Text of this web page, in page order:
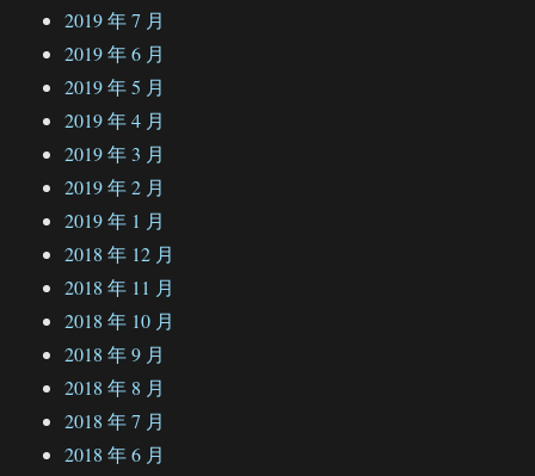
2019 年 7 月
2019 年 6 月
2019 年 5 月
2019 年 4 月
2019 年 3 月
2019 年 2 月
2019 年 1 月
2018 年 12 月
2018 年 11 月
2018 年 10 月
2018 年 9 月
2018 年 8 月
2018 年 7 月
2018 年 6 月